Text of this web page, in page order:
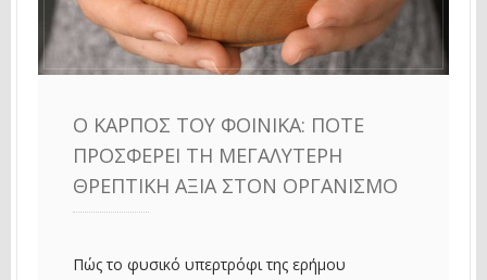
Ο ΚΑΡΠΌΣ ΤΟΥ ΦΟΊΝΙΚΑ: ΠΌΤΕ
ΠΡΟΣΦΈΡΕΙ ΤΗ ΜΕΓΑΛΎΤΕΡΗ
ΘΡΕΠΤΙΚΉ ΑΞΊΑ ΣΤΟΝ ΟΡΓΑΝΙΣΜΌ
Πώς το φυσικό υπερτρόφι της ερήμου